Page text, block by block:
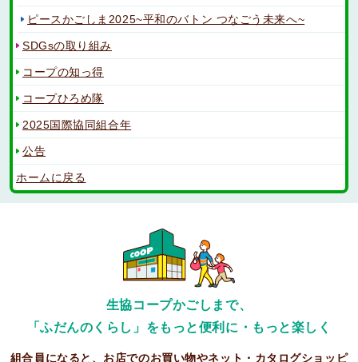
ピースかごしま2025~平和のバトン つなごう未来へ~
SDGsの取り組み
コープの知っ得
コープひろめ隊
2025国際協同組合年
公告
ホームに戻る
生協コープかごしまで、
「ふだんのくらし」をもっと便利に・もっと楽しく
組合員になると、お店でのお買い物やネット・カタログショッピ